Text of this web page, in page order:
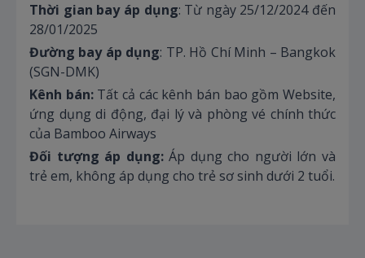
Thời gian bay áp dụng: Từ ngày 25/12/2024 đến
28/01/2025
Đường bay áp dụng: TP. Hồ Chí Minh – Bangkok
(SGN-DMK)
Kênh bán: Tất cả các kênh bán bao gồm Website,
ứng dụng di động, đại lý và phòng vé chính thức
của Bamboo Airways
Đối tượng áp dụng:Áp dụng cho người lớn và
trẻ em, không áp dụng cho trẻ sơ sinh dưới 2 tuổi.